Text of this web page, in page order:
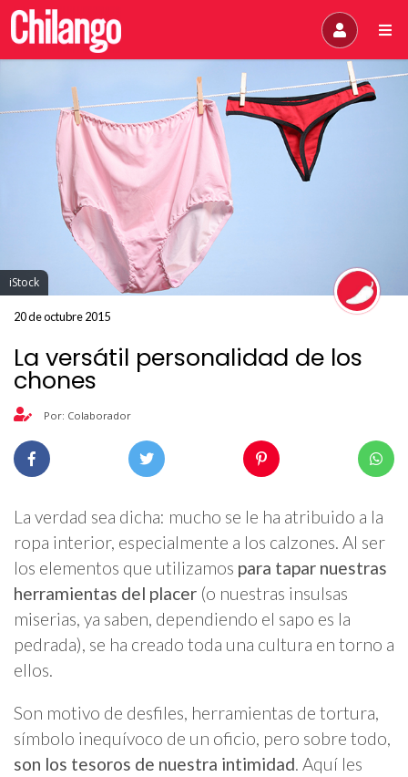
iStock
20 de octubre 2015
La versátil personalidad de los
chones
Por: Colaborador
La verdad sea dicha: mucho se le ha atribuido a la
ropa interior, especialmente a los calzones. Al ser
los elementos que utilizamos para tapar nuestras
herramientas del placer (o nuestras insulsas
miserias, ya saben, dependiendo el sapo es la
pedrada), se ha creado toda una cultura en torno a
ellos.
Son motivo de desfiles, herramientas de tortura,
símbolo inequívoco de un oficio, pero sobre todo,
son los tesoros de nuestra intimidad. Aquí les